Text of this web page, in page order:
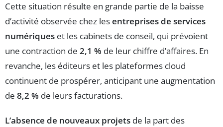
Cette situation résulte en grande partie de la baisse
d’activité observée chez lesentreprises de services
numériques et les cabinets de conseil, qui prévoient
une contraction de 2,1 % de leur chiffre d’affaires. En
revanche, les éditeurs et les plateformes cloud
continuent de prospérer, anticipant une augmentation
de 8,2 % de leurs facturations.
L’absence de nouveaux projets de la part des